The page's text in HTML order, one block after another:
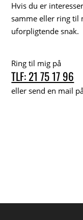
Hvis du er
samme eller ring til
uforpligtende snak.
Ring til mig på
TLF: 21 75 17 96
eller send en mail